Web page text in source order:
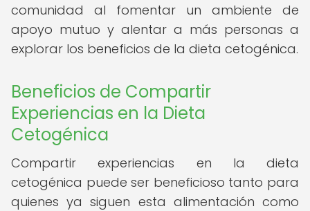
comunidad al fomentar un ambiente de
apoyo mutuo y alentar a más personas a
explorar los beneficios de la dieta cetogénica.
Beneficios de Compartir
Experiencias en la Dieta
Cetogénica
Compartir experiencias en la dieta
cetogénica puede ser beneficioso tanto para
quienes ya siguen esta alimentación como